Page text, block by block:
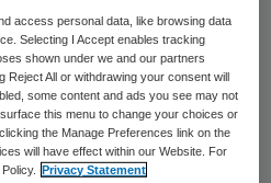
van veertig
in hun eigen
uit onderzoek onder
uitgevoerd door
access personal data, like browsing data
Selecting I Accept enables tracking
shown under we and our partners
Reject All or withdrawing your consent will
some content and ads you see may not
this menu to change your choices or
the Manage Preferences link on the
will have effect within our Website. For
Privacy Statement